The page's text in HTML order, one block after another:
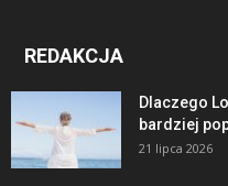
REDAKCJA
Dlaczego
bardziej
21 lipca 2026